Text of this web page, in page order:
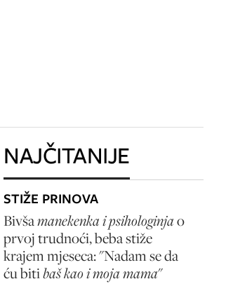
NAJČITANIJE
STIŽE PRINOVA
Bivšamanekenka i psihologinjao
prvoj trudnoći, beba stiže
krajem mjeseca: "Nadam se da
ću bitibaš kao i moja mama"